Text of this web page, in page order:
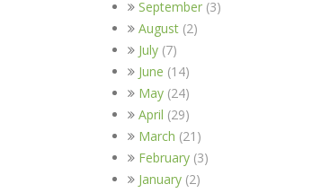
September (3)
August (2)
July (7)
June (14)
May (24)
April (29)
March (21)
February (3)
January (2)